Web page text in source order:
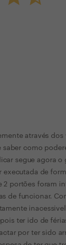
através
saber como
segue agora
executada de
2 portões foram
de funcionar.
ter ido de
por ter sido